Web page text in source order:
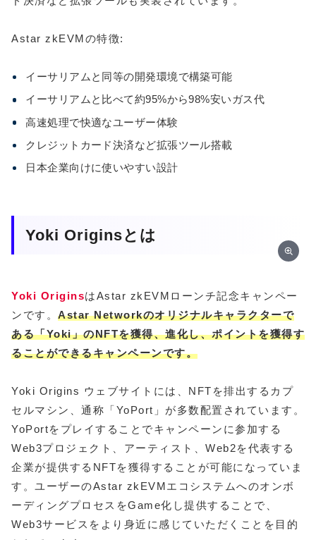
Astar zkEVMの特徴:
イーサリアムと同等の開発環境で構築可能
イーサリアムと比べて約95%から98%安いガス代
高速処理で快適なユーザー体験
クレジットカード決済など拡張ツール搭載
日本企業向けに使いやすい設計
Yoki Originsとは
Yoki OriginsはAstar zkEVMローンチ記念キャンペー
ンです。 Astar Networkのオリジナルキャラクターで
ある「Yoki」のNFTを獲得、進化し、ポイントを獲得す
ることができるキャンペーンです。
Yoki Origins ウェブサイトには、NFTを排出するカプ
セルマシン、通称「YoPort」が多数配置されています。
YoPortをプレイすることでキャンペーンに参加する
Web3プロジェクト、アーティスト、Web2を代表する
企業が提供するNFTを獲得することが可能になっていま
す。ユーザーのAstar zkEVMエコシステムへのオンボ
ーディングプロセスをGame化し提供することで、
Web3サービスをより身近に感じていただくことを目的